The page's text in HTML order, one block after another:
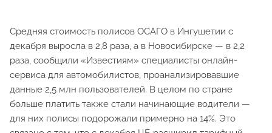
Средняя стоимость полисов ОСАГО в Ингушетии с
декабря выросла в 2,8 раза, а в Новосибирске — в 2,2
раза, сообщили «Известиям» специалисты онлайн-
сервиса для автомобилистов, проанализировавшие
данные 2,5 млн пользователей. В целом по стране
больше платить также стали начинающие водители —
для них полисы подорожали примерно на 14%. Это